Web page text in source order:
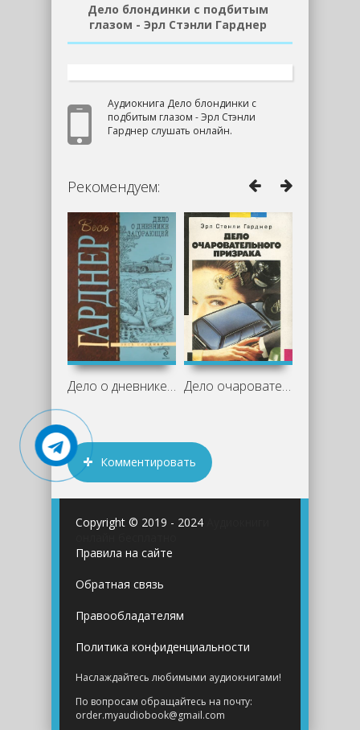
Дело блондинки с подбитым
глазом - Эрл Стэнли Гарднер
Аудиокнига Дело блондинки с
подбитым глазом - Эрл Стэнли
Гарднер слушать онлайн.
Рекомендуем:
Дело о дневнике загорающей - Эрл Гарднер Дело очаровательного призрака - Гарднер
Комментировать
Copyright © 2019 - 2024
Правила на сайте
Обратная связь
Правообладателям
Политика конфиденциальности
Наслаждайтесь любимыми аудиокнигами!
По вопросам обращайтесь на почту:
order.myaudiobook@gmail.com